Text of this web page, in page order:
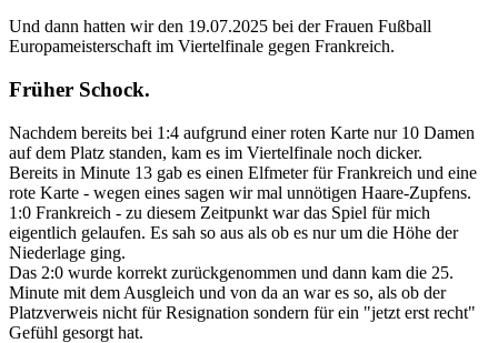
Und dann hatten wir den 19.07.2025 bei der Frauen Fußball
Europameisterschaft im Viertelfinale gegen Frankreich.
Früher Schock.
Nachdem bereits bei 1:4 aufgrund einer roten Karte nur 10 Damen
auf dem Platz standen, kam es im Viertelfinale noch dicker.
Bereits in Minute 13 gab es einen Elfmeter für Frankreich und eine
rote Karte - wegen eines sagen wir mal unnötigen Haare-Zupfens.
1:0 Frankreich - zu diesem Zeitpunkt war das Spiel für mich
eigentlich gelaufen. Es sah so aus als ob es nur um die Höhe der
Niederlage ging.
Das 2:0 wurde korrekt zurückgenommen und dann kam die 25.
Minute mit dem Ausgleich und von da an war es so, als ob der
Platzverweis nicht für Resignation sondern für ein "jetzt erst recht"
Gefühl gesorgt hat.